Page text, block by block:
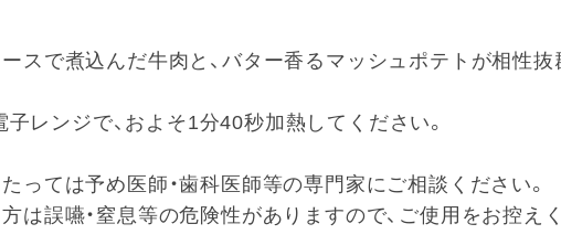
スで煮込んだ牛肉と、バター香るマッシュポテトが相性抜
レンジで、およそ1分40秒加熱してください。
っては予め医師・歯科医師等の専門家にご相談ください。
は誤嚥・窒息等の危険性がありますので、ご使用をお控え